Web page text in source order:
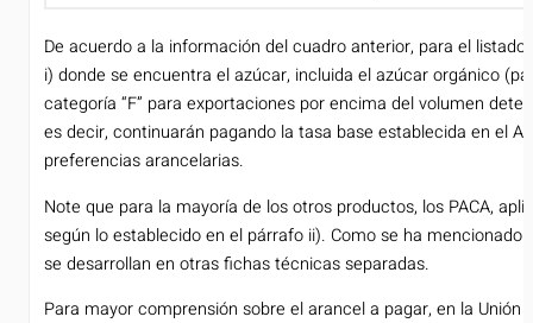
De acuerdo a la información del cuadro anterior, para el
i) donde se encuentra el azúcar, incluida el azúcar orgánico
categoría “F” para exportaciones por encima del volumen
es decir, continuarán pagando la tasa base establecida en el
preferencias arancelarias.
Note que para la mayoría de los otros productos, los PACA,
según lo establecido en el párrafo ii). Como se ha mencionado
se desarrollan en otras fichas técnicas separadas.
Para mayor comprensión sobre el arancel a pagar, en la Unión